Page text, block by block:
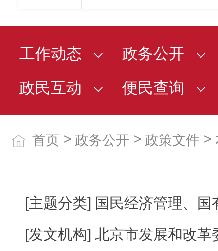
工作动态
政务公开
政民互动
便民查询
首页 > 政务公开 > 政策文件 >
[主题分类] 国民经济管理、国
[发文机构] 北京市发展和改革